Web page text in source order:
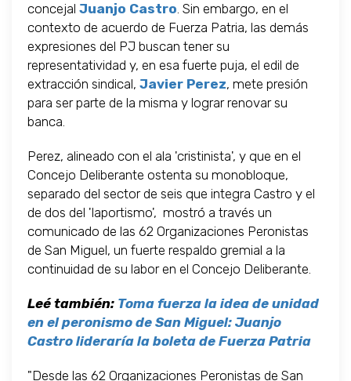
concejal Juanjo Castro. Sin embargo, en el
contexto de acuerdo de Fuerza Patria, las demás
expresiones del PJ buscan tener su
representatividad y, en esa fuerte puja, el edil de
extracción sindical, Javier Perez, mete presión
para ser parte de la misma y lograr renovar su
banca.
Perez, alineado con el ala 'cristinista', y que en el
Concejo Deliberante ostenta su monobloque,
separado del sector de seis que integra Castro y el
de dos del 'laportismo', mostró a través un
comunicado de las 62 Organizaciones Peronistas
de San Miguel, un fuerte respaldo gremial a la
continuidad de su labor en el Concejo Deliberante.
Leé también: Toma fuerza la idea de unidad
en el peronismo de San Miguel: Juanjo
Castro lideraría la boleta de Fuerza Patria
"Desde las 62 Organizaciones Peronistas de San